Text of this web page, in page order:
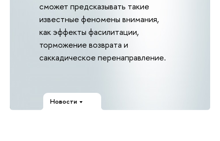
сможет предсказывать такие
известные феномены внимания,
как эффекты фасилитации,
торможение возврата и
саккадическое перенаправление.
Новости